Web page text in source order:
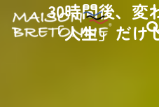
30時間後、変
「人生」だけ